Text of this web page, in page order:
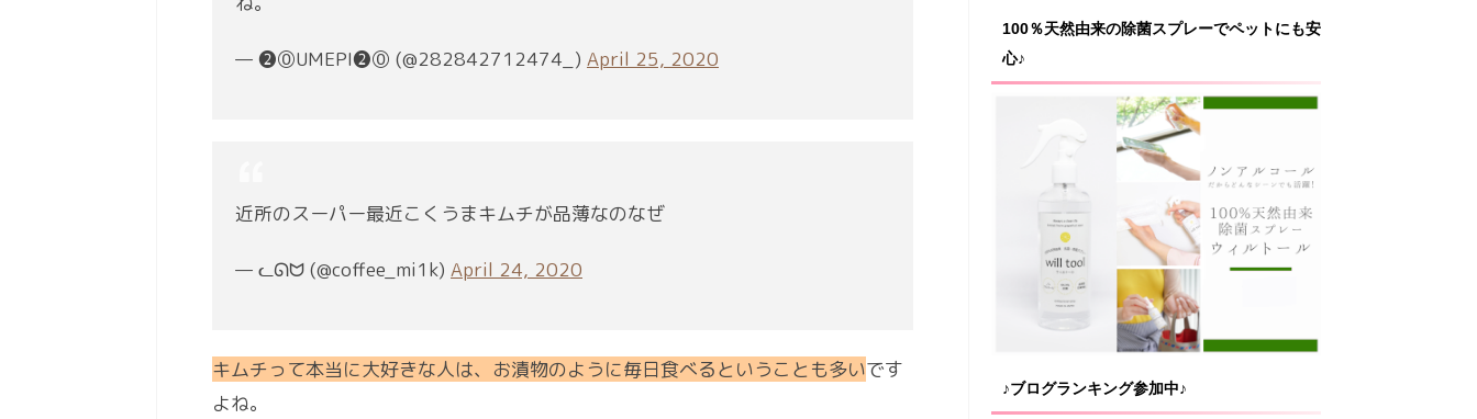
— ❷⓪UMEPI❷⓪ (@282842712474_) April 25, 2020
近所のスーパー最近こくうまキムチが品薄なのなぜ
— ᓚᘏᗢ (@coffee_mi1k) April 24, 2020
キムチって本当に大好きな人は、お漬物のように毎日食べるということも多いです
よね。
100％天然由来の除菌スプレーでペットにも安
心♪
♪ブログランキング参加中♪